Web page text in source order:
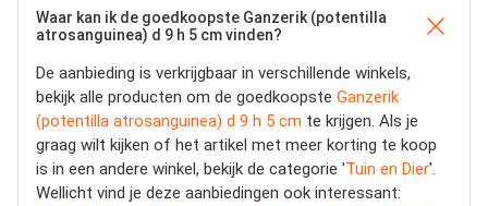
Waar kan ik de goedkoopste Ganzerik (potentilla
atrosanguinea) d 9 h 5 cm vinden?
De aanbieding is verkrijgbaar in verschillende winkels,
bekijk alle producten om de goedkoopste Ganzerik
(potentilla atrosanguinea) d 9 h 5 cm te krijgen. Als je
graag wilt kijken of het artikel met meer korting te koop
is in een andere winkel, bekijk de categorie 'Tuin en Dier'.
Wellicht vind je deze aanbiedingen ook interessant: